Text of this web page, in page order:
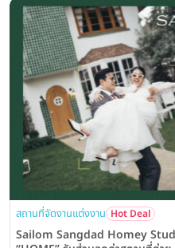
สถานที่จัดงานแต่งงาน Hot Deal
Sailom Sangdad Homey